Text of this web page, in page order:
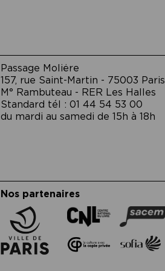
Passage Moliėre
157, rue Saint-Martin - 75003 Paris
M° Rambuteau - RER Les Halles
Standard tél : 01 44 54 53 00
du mardi au samedi de 15h à 18h
Nos partenaires